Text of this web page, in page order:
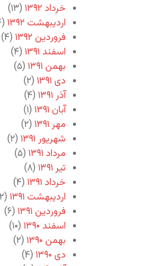
خرداد ۱۳۹۲
(۱۳)
اردیبهشت ۱۳۹۲
(۴)
فروردین ۱۳۹۲
(۴)
اسفند ۱۳۹۱
(۴)
بهمن ۱۳۹۱
(۵)
دی ۱۳۹۱
(۲)
آذر ۱۳۹۱
(۴)
آبان ۱۳۹۱
(۱)
مهر ۱۳۹۱
(۲)
شهریور ۱۳۹۱
(۲)
مرداد ۱۳۹۱
(۵)
تیر ۱۳۹۱
(۸)
خرداد ۱۳۹۱
(۴)
اردیبهشت ۱۳۹۱
(۲)
فروردین ۱۳۹۱
(۶)
اسفند ۱۳۹۰
(۱۰)
بهمن ۱۳۹۰
(۲)
دی ۱۳۹۰
(۴)